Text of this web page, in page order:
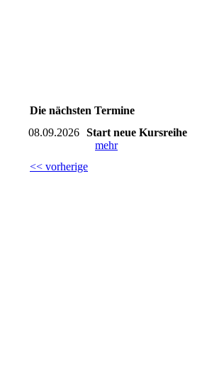
Die nächsten Termine
08.09.2026 Start neue Kursreihe
mehr
<< vorherige